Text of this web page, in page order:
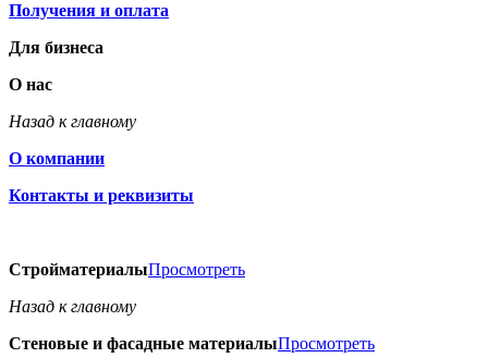
Получения и оплата
Для бизнеса
О нас
Назад к главному
О компании
Контакты и реквизиты
СтройматериалыПросмотреть
Назад к главному
Стеновые и фасадные материалыПросмотреть